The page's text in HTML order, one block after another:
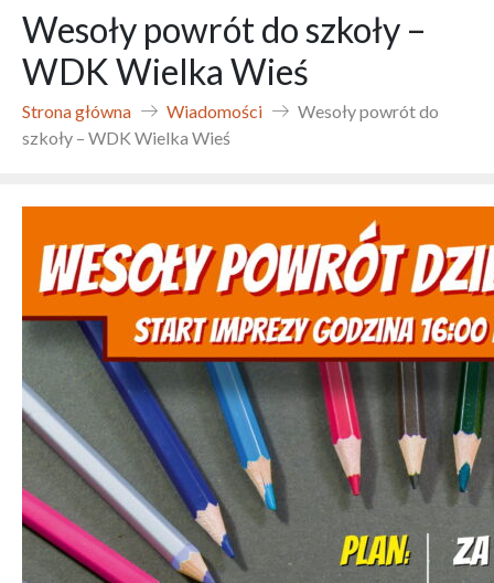
Wesoły powrót do szkoły –
WDK Wielka Wieś
Strona główna Wiadomości
Wesoły powrót do
szkoły – WDK Wielka Wieś